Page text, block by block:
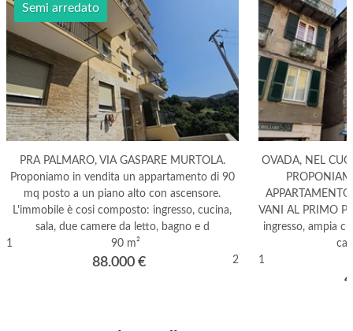
Semi arredato
PRA PALMARO, VIA GASPARE MURTOLA.
Proponiamo in vendita un appartamento di 90
mq posto a un piano alto con ascensore.
L'immobile è cosi composto: ingresso, cucina,
sala, due camere da letto, bagno e d
1
90 m²
2
88.000 €
OVADA, NEL
VANI AL PRIMO
ingresso, ampia
1